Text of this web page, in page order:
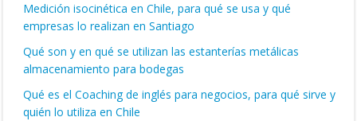
Medición isocinética en Chile, para qué se usa y qué
empresas lo realizan en Santiago
Qué son y en qué se utilizan las estanterías metálicas
almacenamiento para bodegas
Qué es el Coaching de inglés para negocios, para qué sirve y
quién lo utiliza en Chile